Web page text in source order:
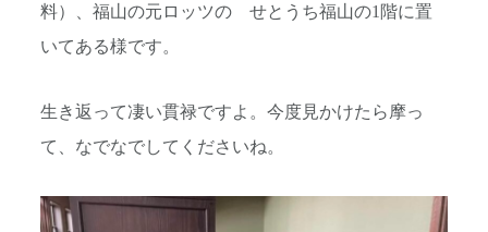
料）、福山の元ロッツの せとうち福山の1階に置
いてある様です。
生き返って凄い貫禄ですよ。今度見かけたら摩っ
て、なでなでしてくださいね。